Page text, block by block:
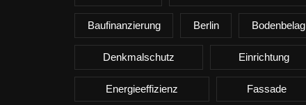
Baufinanzierung Berlin Bodenbelag
Denkmalschutz Einrichtung
Energieeffizienz Fassade